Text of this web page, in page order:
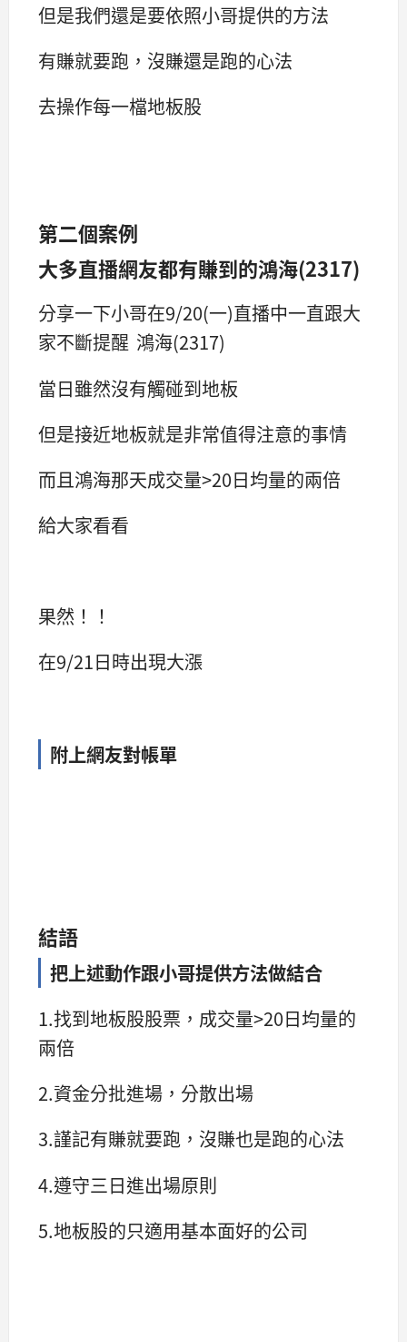
但是我們還是要依照小哥提供的方法
有賺就要跑，沒賺還是跑的心法
去操作每一檔地板股
第二個案例
大多直播網友都有賺到的鴻海(2317)
分享一下小哥在9/20(一)直播中一直跟大
家不斷提醒 鴻海(2317)
當日雖然沒有觸碰到地板
但是接近地板就是非常值得注意的事情
而且鴻海那天成交量>20日均量的兩倍
給大家看看
果然！！
在9/21日時出現大漲
附上網友對帳單
結語
把上述動作跟小哥提供方法做結合
1.找到地板股股票，成交量>20日均量的
兩倍
2.資金分批進場，分散出場
3.謹記有賺就要跑，沒賺也是跑的心法
4.遵守三日進出場原則
5.地板股的只適用基本面好的公司